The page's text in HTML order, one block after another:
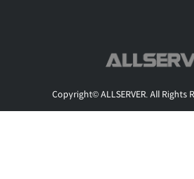
Copyright© ALLSERVER. All Rights